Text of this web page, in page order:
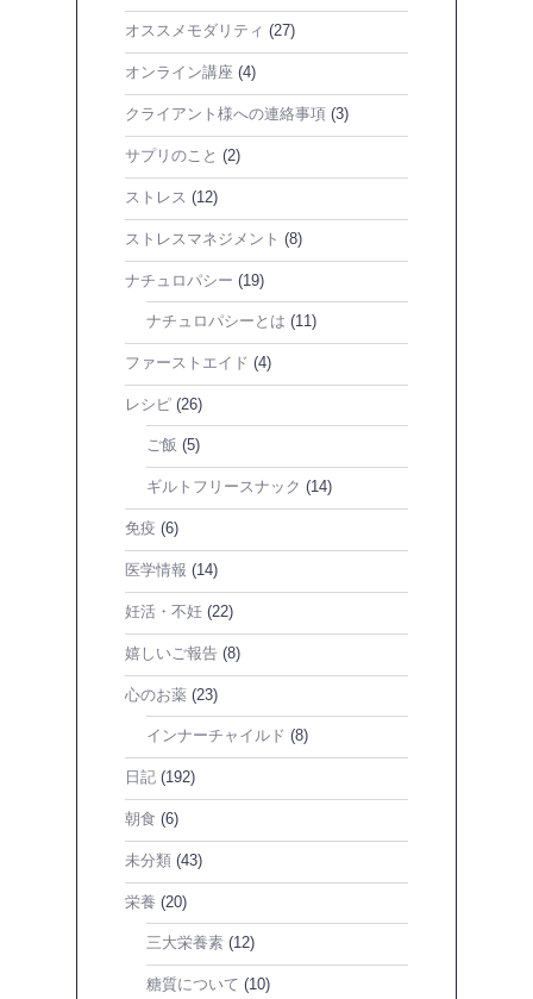
オススメモダリティ (27)
オンライン講座 (4)
クライアント様への連絡事項 (3)
サプリのこと (2)
ストレス (12)
ストレスマネジメント (8)
ナチュロパシー (19)
ナチュロパシーとは (11)
ファーストエイド (4)
レシピ (26)
ご飯 (5)
ギルトフリースナック (14)
免疫 (6)
医学情報 (14)
妊活・不妊 (22)
嬉しいご報告 (8)
心のお薬 (23)
インナーチャイルド (8)
日記 (192)
朝食 (6)
未分類 (43)
栄養 (20)
三大栄養素 (12)
糖質について (10)